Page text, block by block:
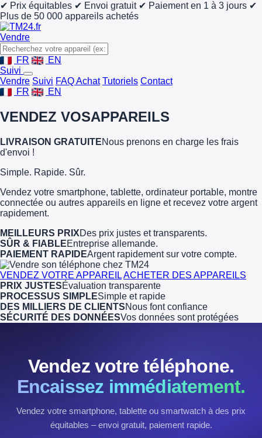
✔ Prix équitables ✔ Envoi gratuit ✔ Paiement en 1 à 3 jours ✔
Plus de 50 000 appareils achetés
Vendre
FR
EN
Suivi
Vendre Suivi FAQ Achat Tutoriels Contact
FR
EN
VENDEZ VOSAPPAREILS
LIVRAISON GRATUITENous prenons en charge les frais
d'envoi !
Simple. Rapide. Sûr.
Vendez votre smartphone, tablette, ordinateur portable, montre
connectée ou autres appareils en ligne et recevez votre argent
rapidement.
MEILLEURS PRIXDes prix justes et transparents.
SÛR & FIABLEEntreprise allemande.
PAIEMENT RAPIDEArgent rapidement sur votre compte.
VENDEZ VOTRE APPAREILACHETER DES APPAREILS
PRIX JUSTESÉvaluation transparente
PROCESSUS SIMPLESimple et rapide
DES MILLIERS DE CLIENTSNous font confiance
SÉCURITÉ DES DONNÉESVos données sont protégées
Vendez votre téléphone.
Encaissez immédiatement.
Vendez votre smartphone, tablette ou smartwatch à des prix
équitables – envoi gratuit, paiement rapide.